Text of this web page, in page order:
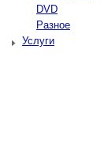
DVD
Разное
Услуги